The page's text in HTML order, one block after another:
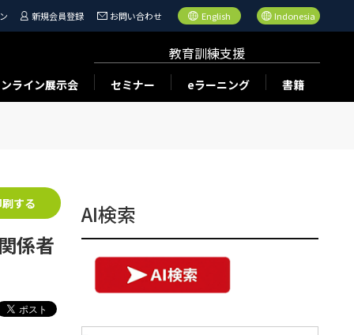
新規会員登録 お問い合わせ English Indonesia
ライン展示会
教育訓練支援
セミナー eラーニング 書籍
係者
する AI検索